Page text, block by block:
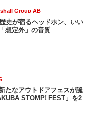
Group AB
史が宿るヘッドホン、いい
想定外」の音質
たなアウトドアフェスが誕
STOMP! FEST」を2